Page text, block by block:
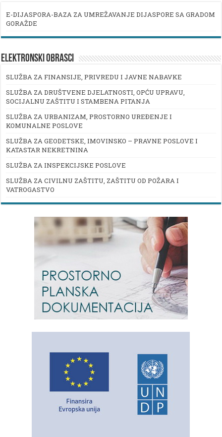
E-DIJASPORA-BAZA ZA UMREŽAVANJE DIJASPORE SA GRADOM
GORAŽDE
ELEKTRONSKI OBRASCI
SLUŽBA ZA FINANSIJE, PRIVREDU I JAVNE NABAVKE
SLUŽBA ZA DRUŠTVENE DJELATNOSTI, OPĆU UPRAVU,
SOCIJALNU ZAŠTITU I STAMBENA PITANJA
SLUŽBA ZA URBANIZAM, PROSTORNO UREĐENJE I
KOMUNALNE POSLOVE
SLUŽBA ZA GEODETSKE, IMOVINSKO – PRAVNE POSLOVE I
KATASTAR NEKRETNINA
SLUŽBA ZA INSPEKCIJSKE POSLOVE
SLUŽBA ZA CIVILNU ZAŠTITU, ZAŠTITU OD POŽARA I
VATROGASTVO